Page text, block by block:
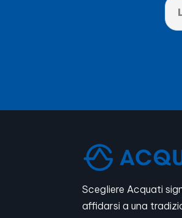
Scegliere Acquati
affidarsi a una